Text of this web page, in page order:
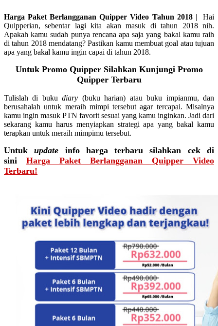
Harga Paket Berlangganan Quipper Video Tahun 2018| Hai
Quipperian, sebentar lagi kita akan masuk di tahun 2018 nih.
Apakah kamu sudah punya rencana apa saja yang bakal kamu raih
di tahun 2018 mendatang? Pastikan kamu membuat goal atau tujuan
apa yang bakal kamu ingin capai di tahun 2018.
Untuk Promo Quipper Silahkan Kunjungi Promo
Quipper Terbaru
Tulislah di bukudiary (buku harian) atau buku impianmu, dan
berusahalah untuk meraih mimpi tersebut agar tercapai. Misalnya
kamu ingin masuk PTN favorit sesuai yang kamu inginkan. Jadi dari
sekarang kamu harus menyiapkan strategi apa yang bakal kamu
terapkan untuk meraih mimpimu tersebut.
Untukupdate info harga terbaru silahkan cek di
sini Harga Paket Berlangganan Quipper Video
Terbaru!